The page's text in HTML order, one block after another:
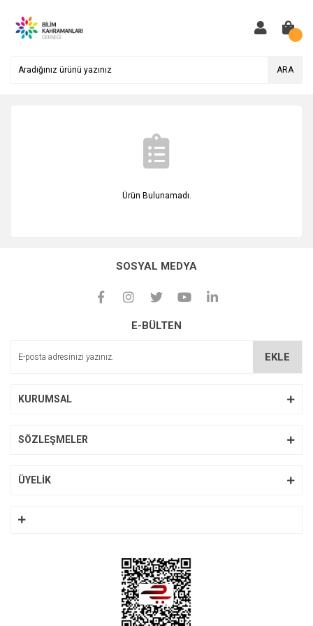
ARA
Ürün Bulunamadı.
SOSYAL MEDYA
E-BÜLTEN
EKLE
KURUMSAL
SÖZLEŞMELER
ÜYELİK